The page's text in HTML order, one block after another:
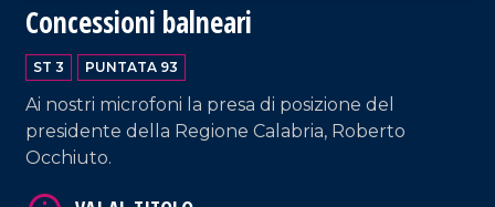
Concessioni balneari
ST 3 PUNTATA 93
Ai nostri microfoni la presa di posizione del
presidente della Regione Calabria, Roberto
Occhiuto.
VAI AL TITOLO